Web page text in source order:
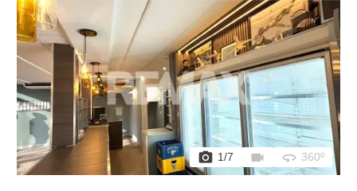
photo_camera 1/7 videocam 360 360º